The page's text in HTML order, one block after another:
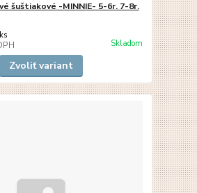
šuštiakové -MINNIE- 5-6r. 7-8r.
Skladom
Zvoliť variant